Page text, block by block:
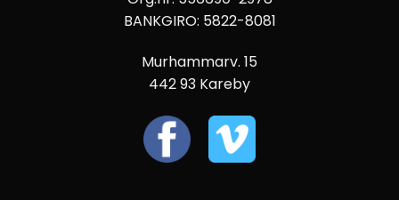
BANKGIRO: 5822-8081
Murhammarv. 15
442 93 Kareby